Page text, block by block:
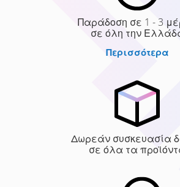
Παράδοση σε 1 - 3
σε όλη την
Περισσότερα
Δωρεάν συσκευασία
σε όλα τα